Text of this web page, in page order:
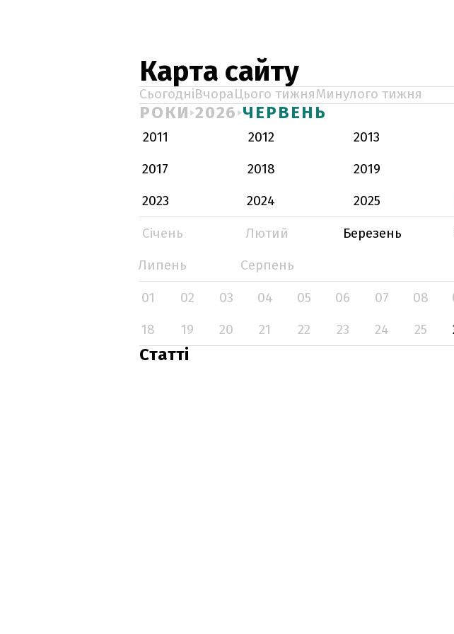
Карта сайту
СьогодніВчораЦього тижняМинулого тижня
РОКИ 2026 ЧЕРВЕНЬ
2011 2012 2013
2017
2018 2019
2023
2024 2025
Січень
Лютий Березень
Липень
Серпень
01
02 03 04 05 06 07 08
18
19 20 21 22 23 24 25
Статті